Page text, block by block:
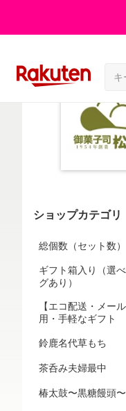
ショップカテゴリ
総個数（セット数）
ギフト箱入り（選
グあり）
【エコ配送・メー
用・手軽なギフト
鈴鹿名代草もち
茶呑み夫婦最中
椿太鼓〜黒糖饅頭〜